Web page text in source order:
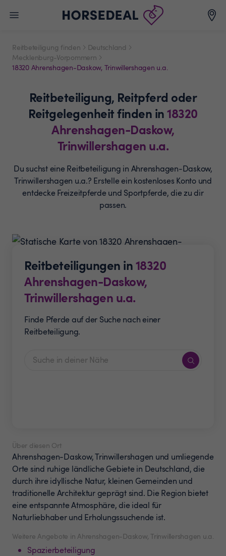
Reitbeteiligung finden
Deutschland
Mecklenburg-Vorpommern
18320 Ahrenshagen-Daskow, Trinwillershagen u.a.
Reitbeteiligung, Reitpferd oder
Reitgelegenheitfinden in18320
Ahrenshagen-Daskow,
Trinwillershagen u.a.
Du suchst eine Reitbeteiligung in Ahrenshagen-Daskow,
Trinwillershagen u.a.? Erstelle ein kostenloses Konto und
entdecke Freizeitpferde und Sportpferde, die zu dir
passen.
Reitbeteiligungen in18320
Ahrenshagen-Daskow,
Trinwillershagen u.a.
Finde Pferde auf der Suche nach einer
Reitbeteiligung.
Weitere Angebote in Ahrenshagen-Daskow, Trinwillershagen u.a.
Spazierbeteiligung
Über diesen Ort
Ahrenshagen-Daskow, Trinwillershagen und umliegende
Orte sind ruhige ländliche Gebiete in Deutschland, die
durch ihre idyllische Natur, kleinen Gemeinden und
traditionelle Architektur geprägt sind. Die Region bietet
eine entspannte Atmosphäre, die ideal für
Naturliebhaber und Erholungssuchende ist.